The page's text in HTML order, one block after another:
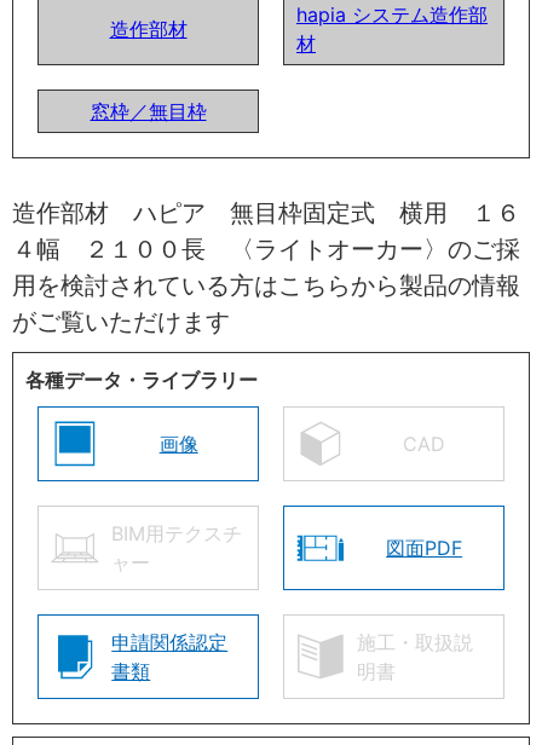
造作部材
hapia システム造作部
材
窓枠／無目枠
造作部材 ハピア 無目枠固定式 横用 １６
４幅 ２１００長 〈ライトオーカー〉のご採
用を検討されている方はこちらから製品の情報
がご覧いただけます
各種データ・ライブラリー
画像 CAD
BIM用テクスチ
ャー
図面PDF
申請関係認定
書類
施工・取扱説
明書